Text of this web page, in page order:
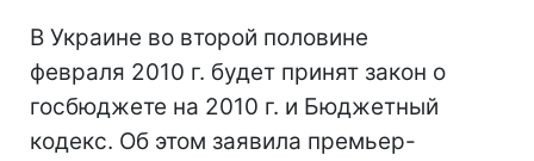
В Украине во второй половине
февраля 2010 г. будет принят закон о
госбюджете на 2010 г. и Бюджетный
кодекс. Об этом заявила премьер-